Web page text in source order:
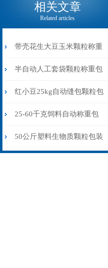
相关文章
Related articles
带壳花生大豆玉米颗粒称重
包装秤纯电动价格
半自动人工套袋颗粒称重包
装秤20-60公斤
红小豆25kg自动缝包颗粒包
装秤厂家
25-60千克饲料自动称重包
装秤皮带输送式
50公斤塑料生物质颗粒包装